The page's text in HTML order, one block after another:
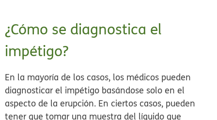
¿Cómo se diagnostica el
impétigo?
En la mayoría de los casos, los médicos pueden
diagnosticar el impétigo basándose solo en el
aspecto de la erupción. En ciertos casos, pueden
tener que tomar una muestra del líquido que